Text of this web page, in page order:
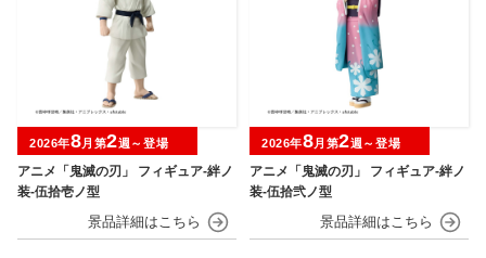
アニメ「鬼滅の刃」 フィギュア-絆ノ
装-伍拾壱ノ型
2026年8月第2週～登場
アニメ「鬼滅の刃」 フィギュア-絆ノ
装-伍拾弐ノ型
2026年8月第2週～登場